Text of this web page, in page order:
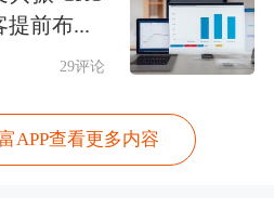
提前布...
29评论
APP查看更多内容